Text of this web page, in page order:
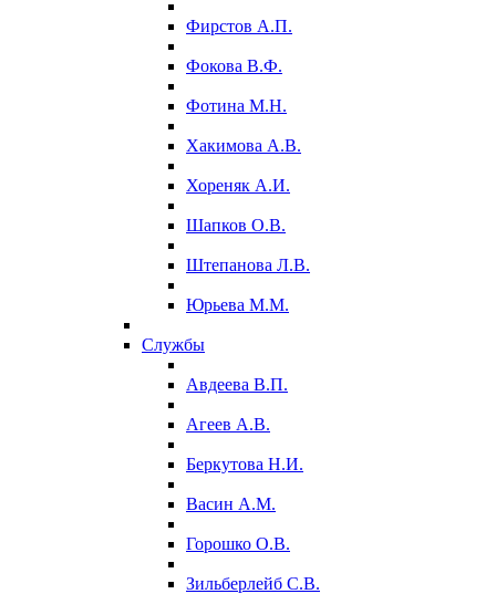
Фирстов А.П.
Фокова В.Ф.
Фотина М.Н.
Хакимова А.В.
Хореняк А.И.
Шапков О.В.
Штепанова Л.В.
Юрьева М.М.
Службы
Авдеева В.П.
Агеев А.В.
Беркутова Н.И.
Васин А.М.
Горошко О.В.
Зильберлейб С.В.